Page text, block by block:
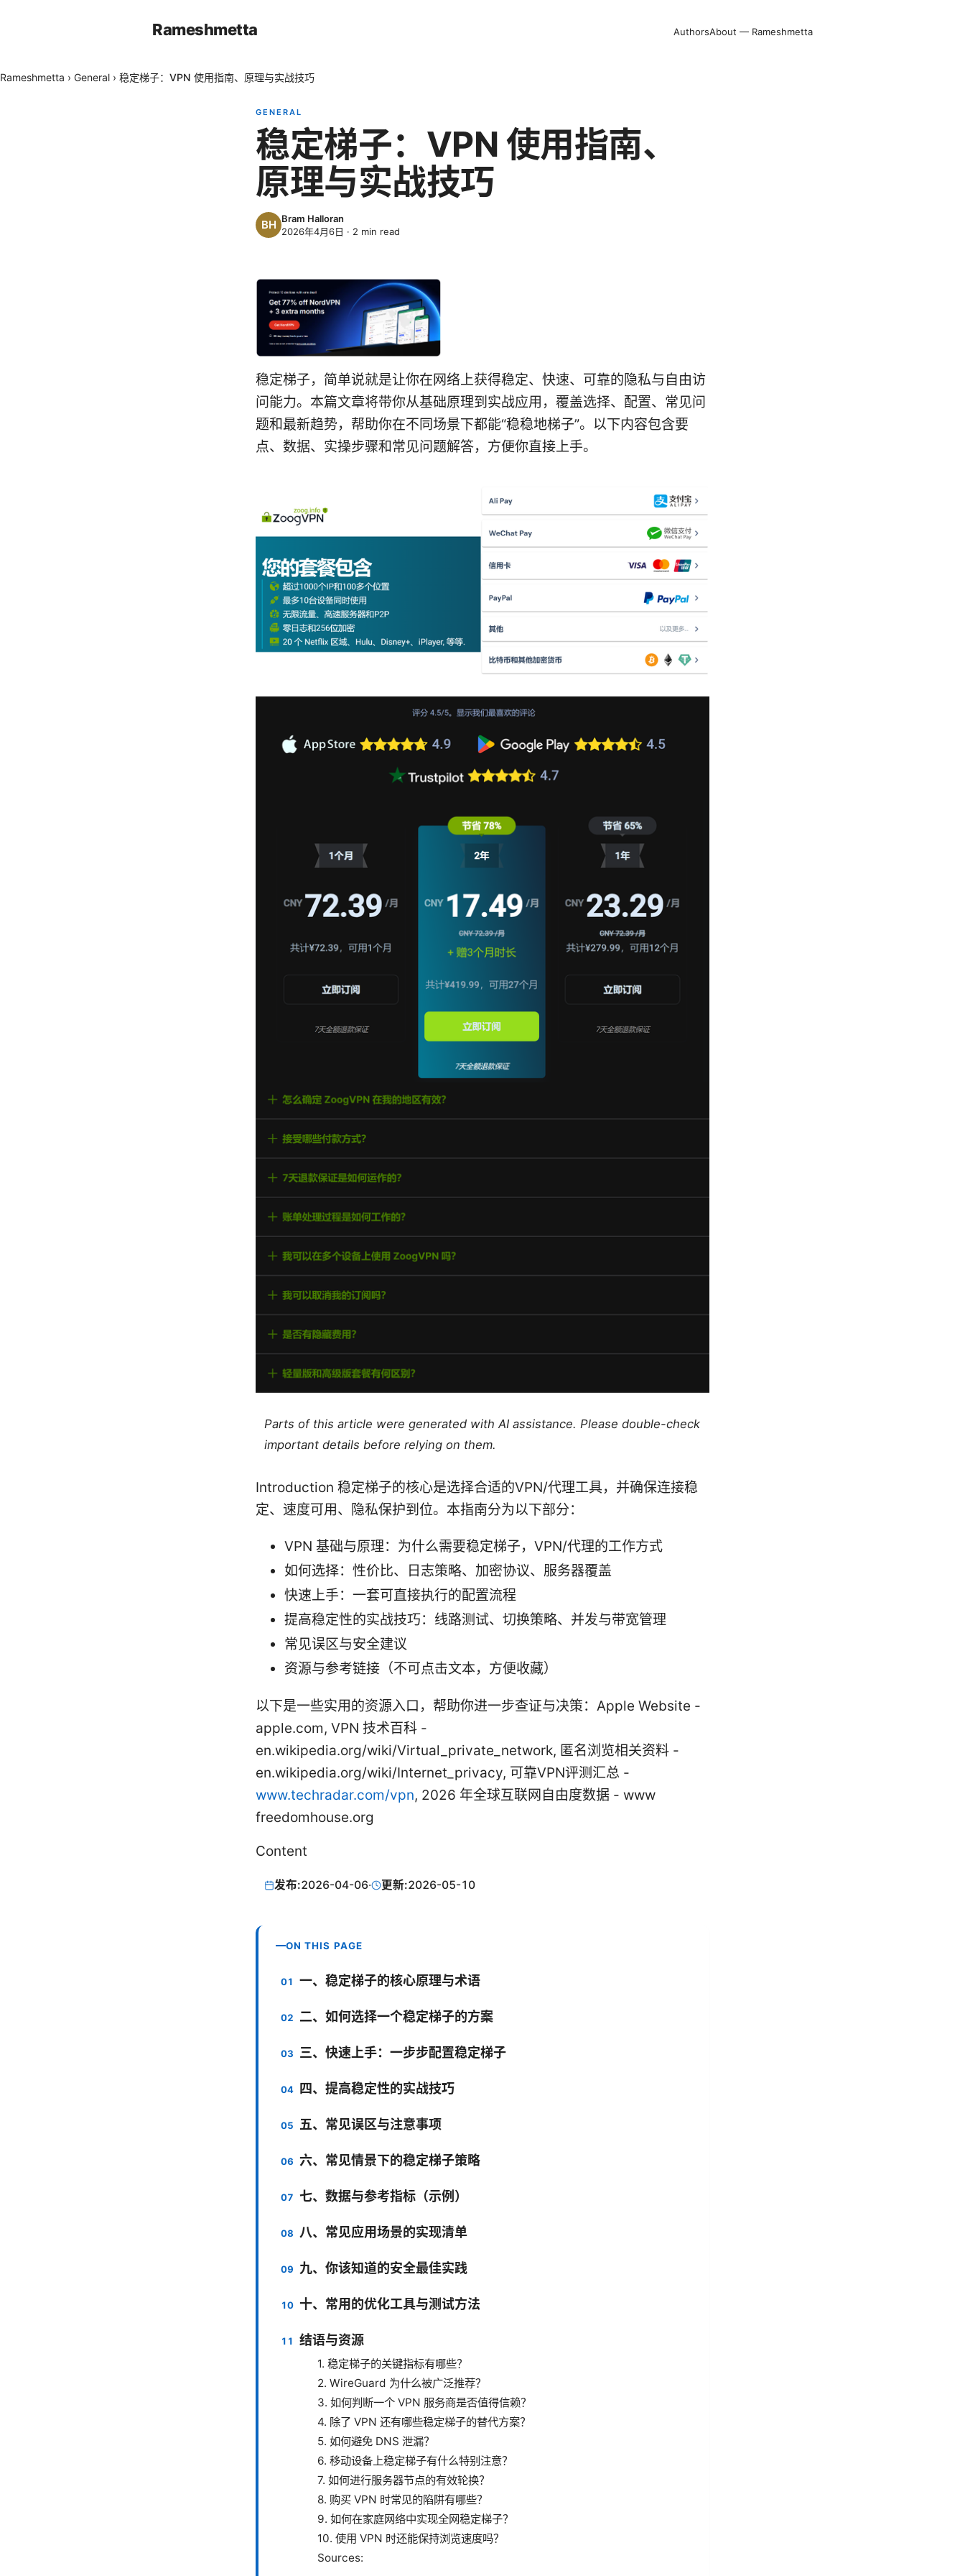
Rameshmetta AuthorsAbout — Rameshmetta
Rameshmetta › General › 稳定梯子：VPN 使用指南、原理与实战技巧
GENERAL
稳定梯子：VPN 使用指南、
原理与实战技巧
Bram Halloran
2026年4月6日 · 2 min read
稳定梯子，简单说就是让你在网络上获得稳定、快速、可靠的隐私与自由访
问能力。本篇文章将带你从基础原理到实战应用，覆盖选择、配置、常见问
题和最新趋势，帮助你在不同场景下都能“稳稳地梯子”。以下内容包含要
点、数据、实操步骤和常见问题解答，方便你直接上手。
Parts of this article were generated with AI assistance. Please double-check
important details before relying on them.
Introduction 稳定梯子的核心是选择合适的VPN/代理工具，并确保连接稳
定、速度可用、隐私保护到位。本指南分为以下部分：
VPN 基础与原理：为什么需要稳定梯子，VPN/代理的工作方式
如何选择：性价比、日志策略、加密协议、服务器覆盖
快速上手：一套可直接执行的配置流程
提高稳定性的实战技巧：线路测试、切换策略、并发与带宽管理
常见误区与安全建议
资源与参考链接（不可点击文本，方便收藏）
以下是一些实用的资源入口，帮助你进一步查证与决策：Apple Website -
apple.com, VPN 技术百科 -
en.wikipedia.org/wiki/Virtual_private_network, 匿名浏览相关资料 -
en.wikipedia.org/wiki/Internet_privacy, 可靠VPN评测汇总 -
www.techradar.com/vpn, 2026 年全球互联网自由度数据 - www
freedomhouse.org
Content
发布:2026-04-06· 更新:2026-05-10
ON THIS PAGE
一、稳定梯子的核心原理与术语
二、如何选择一个稳定梯子的方案
三、快速上手：一步步配置稳定梯子
四、提高稳定性的实战技巧
五、常见误区与注意事项
六、常见情景下的稳定梯子策略
七、数据与参考指标（示例）
八、常见应用场景的实现清单
九、你该知道的安全最佳实践
十、常用的优化工具与测试方法
结语与资源
1. 稳定梯子的关键指标有哪些？
2. WireGuard 为什么被广泛推荐？
3. 如何判断一个 VPN 服务商是否值得信赖？
4. 除了 VPN 还有哪些稳定梯子的替代方案？
5. 如何避免 DNS 泄漏？
6. 移动设备上稳定梯子有什么特别注意？
7. 如何进行服务器节点的有效轮换？
8. 购买 VPN 时常见的陷阱有哪些？
9. 如何在家庭网络中实现全网稳定梯子？
10. 使用 VPN 时还能保持浏览速度吗？
Sources: